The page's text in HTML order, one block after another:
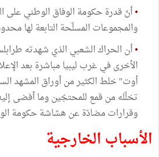
•أنّ قدرة حكومة الوفاق الوطني على
والمجموعات المسلّحة التابعة لها
•أن الحراك الشعبي الذي شهدته
أوت" خلط الكثير من أوراق المشهد
تخلّله من قمع للمحتجّين وما أفضى
وقرارات مضادّة عن هشاشة حكومة
الأسباب الخارجية